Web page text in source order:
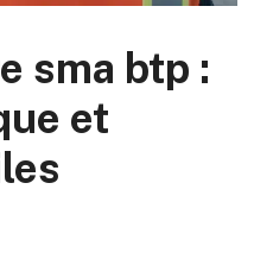
sma btp :
et